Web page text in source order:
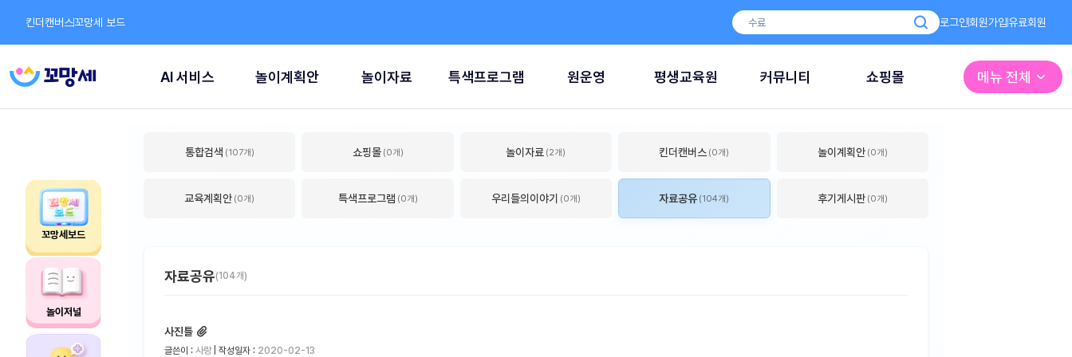
꼬망세보드
놀이저널
킨더캔버스꼬망세 보드 로그인회원가입유료회원
AI 서비스 놀이계획안 놀이자료 특색프로그램 원운영 평생교육원 커뮤니티 쇼핑몰 메뉴 전체
통합검색 (107개) 쇼핑몰 (0개) 놀이자료 (2개) 킨더캔버스 (0개) 놀이계획안 (0개)
교육계획안 (0개) 특색프로그램 (0개) 우리들의이야기 (0개) 자료공유 (104개) 후기게시판 (0개)
자료공유(104개)
사진틀
글쓴이 : 사랑| 작성일자 : 2020-02-13